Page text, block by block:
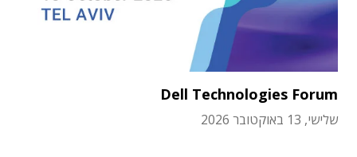
Dell Technologies Forum
שלישי, 13 באוקטובר 2026